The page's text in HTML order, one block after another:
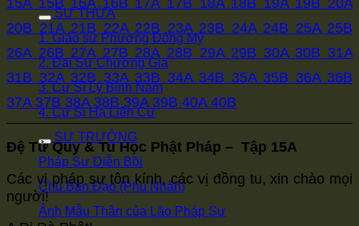
SƯ THỪA
1. Giáo sư Phương Đông Mỹ
2. Đại Sư Chương Gia
3. Cư Sĩ Lý Bỉnh Nam
4. Cư Sĩ Hạ Liên Cư
SƯ TRƯỞNG
Pháp Sư Diễn Bồi
Chu Ban Đạo (Phu Nhân)
Ảnh Mẫu Thân của Lão Pháp Sư
15A 15B 16A 16B 17A 17B 18A 18B 19A 19B 20A
20B 21A 21B 22A 22B 23A 23B 24A 24B 25A 25B
26A 26B 27A 27B 28A 28B 29A 29B 30A 30B 31A
31B 32A 32B 33A 33B 34A 34B 35A 35B 36A 36B
37A 37B 38A 38B 39A 39B 40A 40B
Đệ Tử Quy & Tu Học Phật Pháp – Tập 15A
Các vị pháp sư tôn kính, các vị đồng tu, xin chào mọi
người!